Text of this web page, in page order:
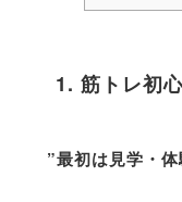
1. 筋トレ初
”最初は見学・